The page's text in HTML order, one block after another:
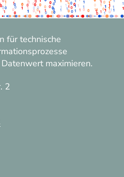
für technische
maximieren.
2